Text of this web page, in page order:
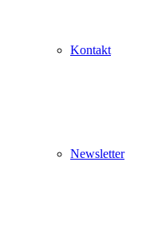
Kontakt
Newsletter